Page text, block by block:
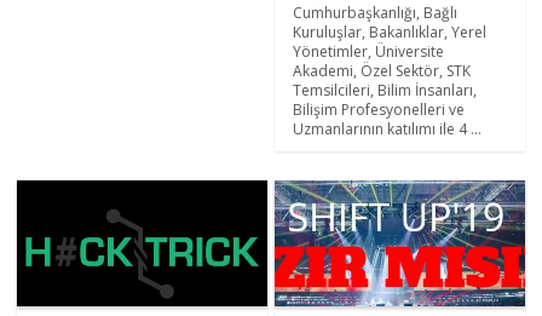
Cumhurbaşkanlığı, Bağlı
Kuruluşlar, Bakanlıklar, Yerel
Yönetimler, Üniversite
Akademi, Özel Sektör, STK
Temsilcileri, Bilim İnsanları,
Bilişim Profesyonelleri ve
Uzmanlarının katılımı ile 4 ...